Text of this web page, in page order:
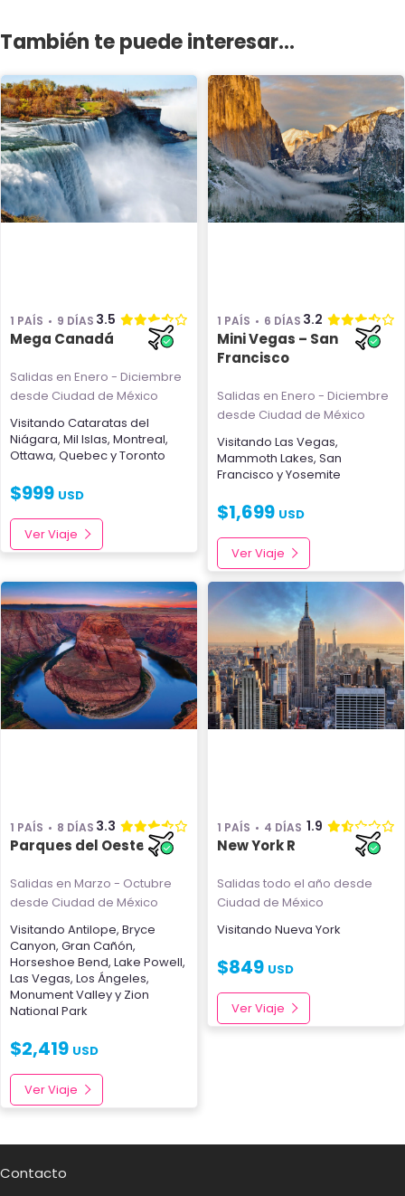
También te puede interesar...
1 PAÍS 9 DÍAS 3.5
Mega Canadá
Salidas en Enero - Diciembre
desde Ciudad de México
Visitando Cataratas del
Niágara, Mil Islas, Montreal,
Ottawa, QuebecyToronto
$999 USD
Ver Viaje
1 PAÍS 6 DÍAS 3.2
Mini Vegas – San
Francisco
Salidas en Enero - Diciembre
desde Ciudad de México
Visitando Las Vegas,
Mammoth Lakes, San
Francisco yYosemite
$1,699 USD
Ver Viaje
1 PAÍS 8 DÍAS 3.3
Parques del Oeste
Salidas en Marzo - Octubre
desde Ciudad de México
Visitando Antilope, Bryce
Canyon, Gran Cañón,
Horseshoe Bend, Lake Powell,
Las Vegas, Los Ángeles,
Monument Valleyy Zion
National Park
$2,419 USD
Ver Viaje
1 PAÍS 4 DÍAS 1.9
New York R
Salidas todo el año desde
Ciudad de México
Visitando Nueva York
$849 USD
Ver Viaje
Contacto